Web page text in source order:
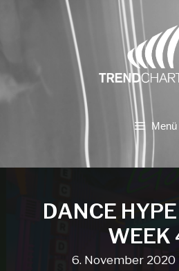
Menü
DANCE
WEEK
6. November 2020